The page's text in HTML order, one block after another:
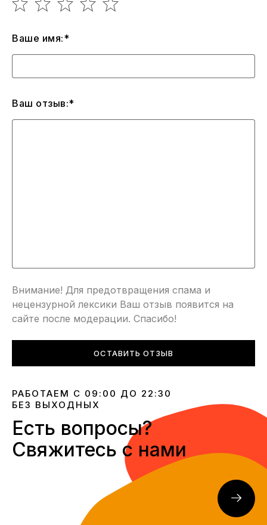
Ваше имя:*
Ваш отзыв:*
Внимание! Для предотвращения спама и
нецензурной лексики Ваш отзыв появится на
сайте после модерации. Спасибо!
ОСТАВИТЬ ОТЗЫВ
РАБОТАЕМ С 09:00 ДО 22:30
БЕЗ ВЫХОДНЫХ
Есть вопросы?
Свяжитесь с нами